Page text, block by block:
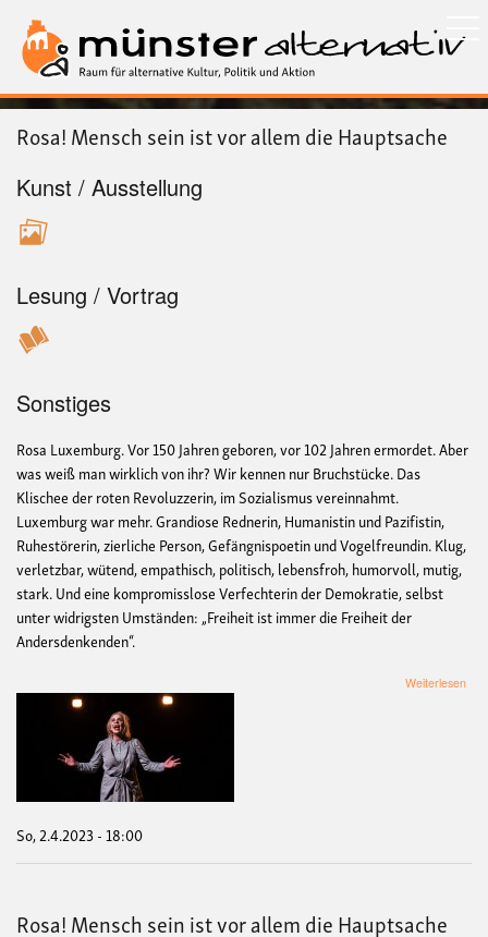
zum
Inhalt
Rosa! Mensch sein ist vor allem die Hauptsache
Kunst / Ausstellung
Lesung / Vortrag
Sonstiges
Rosa Luxemburg. Vor 150 Jahren geboren, vor 102 Jahren ermordet. Aber
was weiß man wirklich von ihr? Wir kennen nur Bruchstücke. Das
Klischee der roten Revoluzzerin, im Sozialismus vereinnahmt.
Luxemburg war mehr. Grandiose Rednerin, Humanistin und Pazifistin,
Ruhestörerin, zierliche Person, Gefängnispoetin und Vogelfreundin. Klug,
verletzbar, wütend, empathisch, politisch, lebensfroh, humorvoll, mutig,
stark. Und eine kompromisslose Verfechterin der Demokratie, selbst
unter widrigsten Umständen: „Freiheit ist immer die Freiheit der
Andersdenkenden“.
Weiterlesen
So, 2.4.2023 - 18:00
Rosa! Mensch sein ist vor allem die Hauptsache